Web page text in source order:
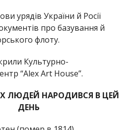
урядів України й Росії
про базування й
флоту.
Культурно-
“Alex Art House”.
ЛЮДЕЙ НАРОДИВСЯ В ЦЕЙ
ДЕНЬ